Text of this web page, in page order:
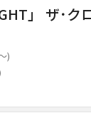
」 ザ･ク
)